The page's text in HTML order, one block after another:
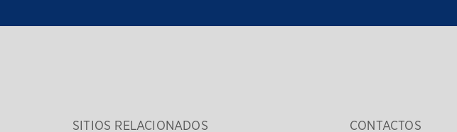
SITIOS RELACIONADOS CONTACTOS